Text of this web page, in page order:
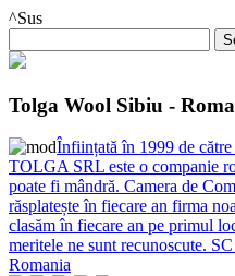
^Sus
Tolga Wool Sibiu -
Înființată în 1999 de
TOLGA SRL este o companie
poate fi mândră. Camera de
răsplatește în fiecare an firma
clasăm în fiecare an pe primul
meritele ne sunt recunoscute.
Romania